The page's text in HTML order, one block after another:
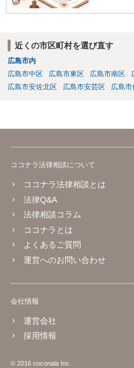
近くの市区町村を選び直す
広島市内
広島市中区
広島市東区 広島市南区
広島市安佐北区
広島市安芸区 広島市
ココナラ法律相談について
ココナラ法律相談とは
法律Q&A
法律相談コラム
ココナラとは
よくあるご質問
運営へのお問い合わせ
会社情報
運営会社
採用情報
© 2016 coconala Inc.